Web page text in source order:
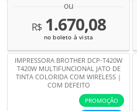
ou
R$1.670,08
no boleto à vista
IMPRESSORA BROTHER DCP-T420W
T420W MULTIFUNCIONAL JATO DE
TINTA COLORIDA COM WIRELESS |
COM DEFEITO
PROMOÇÃO